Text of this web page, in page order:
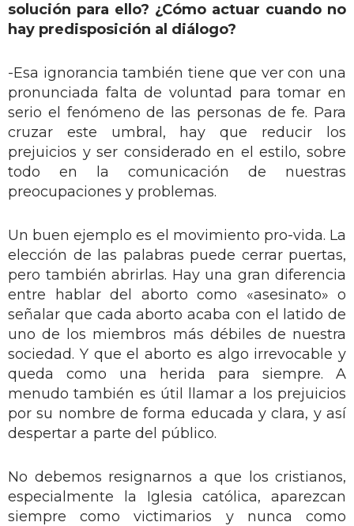
solución para ello? ¿Cómo actuar cuando no
hay predisposición al diálogo?
-Esa ignorancia también tiene que ver con una
pronunciada falta de voluntad para tomar en
serio el fenómeno de las personas de fe. Para
cruzar este umbral, hay que reducir los
prejuicios y ser considerado en el estilo, sobre
todo en la comunicación de nuestras
preocupaciones y problemas.
Un buen ejemplo es el movimiento pro-vida. La
elección de las palabras puede cerrar puertas,
pero también abrirlas. Hay una gran diferencia
entre hablar del aborto como «asesinato» o
señalar que cada aborto acaba con el latido de
uno de los miembros más débiles de nuestra
sociedad. Y que el aborto es algo irrevocable y
queda como una herida para siempre. A
menudo también es útil llamar a los prejuicios
por su nombre de forma educada y clara, y así
despertar a parte del público.
No debemos resignarnos a que los cristianos,
especialmente la Iglesia católica, aparezcan
siempre como victimarios y nunca como